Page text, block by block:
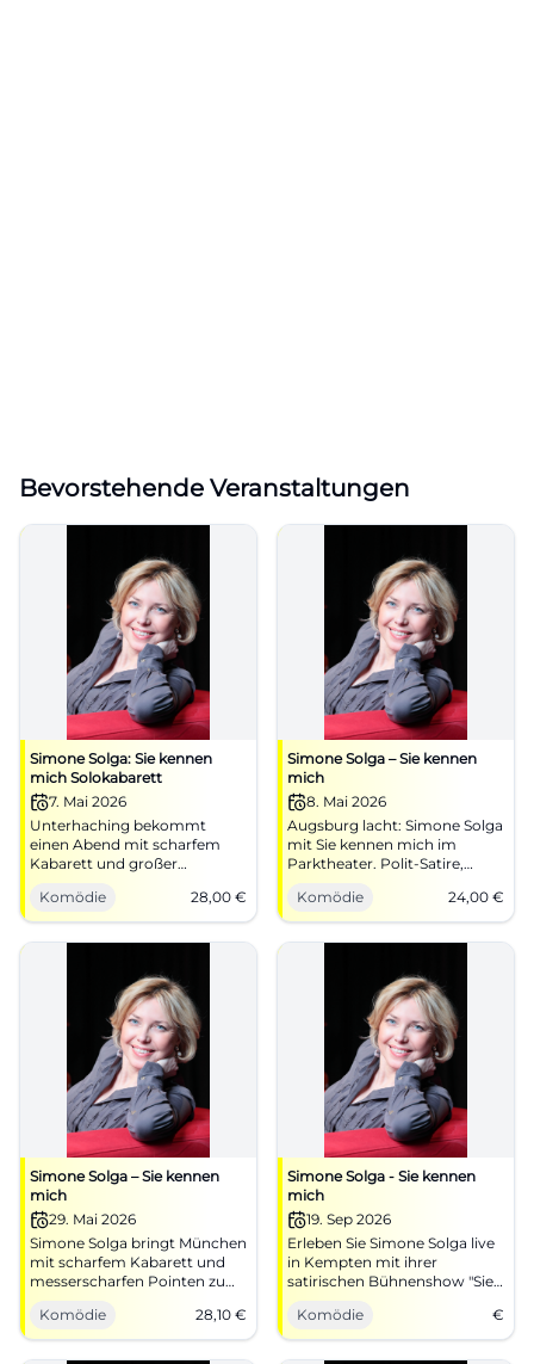
Bevorstehende Veranstaltungen
Simone Solga: Sie kennen
mich Solokabarett
7. Mai 2026
Unterhaching bekommt
einen Abend mit scharfem
Kabarett und großer
Bühnenpräsenz: Simone
Solga bringt Sie kennen mich
ins KUBIZ. 07.05.2026, ab 28
Euro. #Kabarett #Comedy
Komödie 28,00 €
Simone Solga – Sie kennen
mich
8. Mai 2026
Augsburg lacht: Simone Solga
mit Sie kennen mich im
Parktheater. Polit-Satire,
Tempo, starke
Publikumsreaktion.
08.05.2026, 20:00 Uhr, ab 24
€. Barrierefrei, gute
Komödie 24,00 €
Simone Solga – Sie kennen
mich
29. Mai 2026
Simone Solga bringt München
mit scharfem Kabarett und
messerscharfen Pointen zum
Lachen. Sie kennen mich im
Schlachthof: 29.05.2026,
Tickets ab 28,10 €. #Kabarett
Komödie 28,10 €
Simone Solga - Sie kennen
mich
19. Sep 2026
Erleben Sie Simone Solga live
in Kempten mit ihrer
satirischen Bühnenshow "Sie
kennen mich" am 19.
September 2026!
Komödie €